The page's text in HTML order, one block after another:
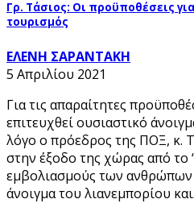
Γρ. Τάσιος: Οι προϋποθέσεις
τουρισμός
ΕΛΕΝΗ ΣΑΡΑΝΤΑΚΗ
5 Απριλίου 2021
Για τις απαραίτητες
επιτευχθεί ουσιαστικό
λόγο ο πρόεδρος της ΠΟΞ, κ.
στην έξοδο της χώρας από το
εμβολιασμούς των
άνοιγμα του λιανεμπορίου